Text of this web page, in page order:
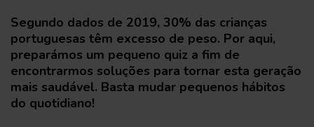
Segundo dados de 2019, 30% das crianças
portuguesas têm excesso de peso. Por aqui,
preparámos um pequeno quiz a fim de
encontrarmos soluções para tornar esta geração
mais saudável. Basta mudar pequenos hábitos
do quotidiano!